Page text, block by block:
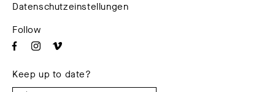
Datenschutzeinstellungen
Follow
Keep up to date?